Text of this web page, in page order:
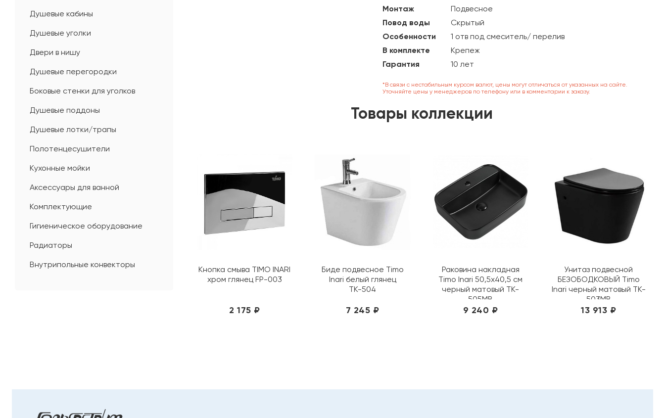
Душевые кабины
Душевые уголки
Двери в нишу
Душевые перегородки
Боковые стенки для уголков
Душевые поддоны
Душевые лотки/трапы
Полотенцесушители
Кухонные мойки
Аксессуары для ванной
Комплектующие
Гигиеническое оборудование
Радиаторы
Внутрипольные конвекторы
Монтаж
Подвесное
Повод воды
Скрытый
Особенности
1 отв под смеситель/ перелив
В комплекте
Крепеж
Гарантия
10 лет
*В связи с нестабильным курсом валют, цены могут отличаться от указанных на сайте.
Уточняйте цены у менеджеров по телефону или в комментарии к заказу.
Товары коллекции
Кнопка смыва TIMO INARI
хром глянец FP-003
2 175 ₽
Биде подвесное Timo
Inari белый глянец
ТК-504
7 245 ₽
Раковина накладная
Timo Inari 50,5х40,5 см
черный матовый TK-
505MB
9 240 ₽
Унитаз подвесной
БЕЗОБОДКОВЫЙ Timo
Inari черный матовый TK-
503MB
13 913 ₽